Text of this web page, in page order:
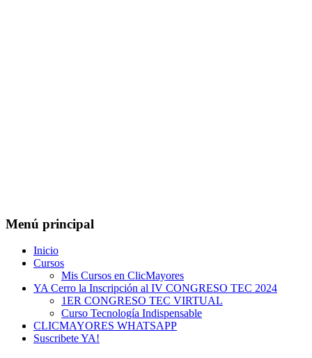
Menú principal
Inicio
Cursos
Mis Cursos en ClicMayores
YA Cerro la Inscripción al IV CONGRESO TEC 2024
1ER CONGRESO TEC VIRTUAL
Curso Tecnología Indispensable
CLICMAYORES WHATSAPP
Suscribete YA!